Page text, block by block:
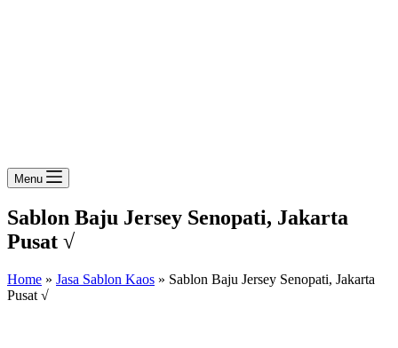
Menu
Sablon Baju Jersey Senopati, Jakarta
Pusat √
Home » Jasa Sablon Kaos » Sablon Baju Jersey Senopati, Jakarta
Pusat √